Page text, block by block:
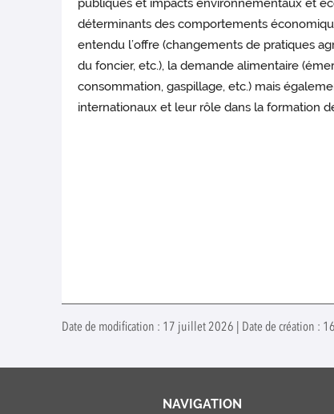
publiques et impacts environnementaux et
déterminants des comportements
entendu l’offre (changements de pratiques
du foncier, etc.), la demande alimentaire
consommation, gaspillage, etc.) mais
internationaux et leur rôle dans la formation
Date de modification : 17 juillet 2026 | Date de création :
NAVIGATION